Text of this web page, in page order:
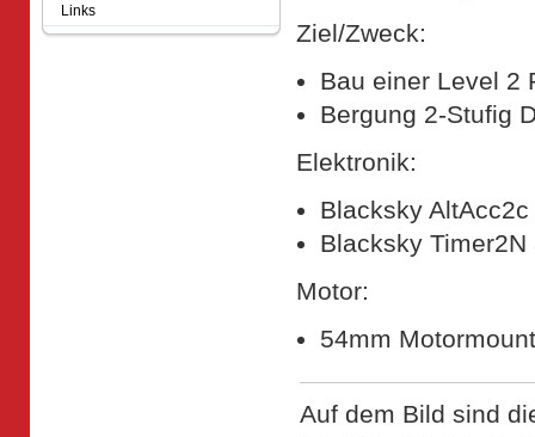
Links
Ziel/Zweck:
Bau einer Level 2
Bergung 2-Stufig
Elektronik:
Blacksky
Blacksky
Motor:
54mm
Auf dem Bild sind